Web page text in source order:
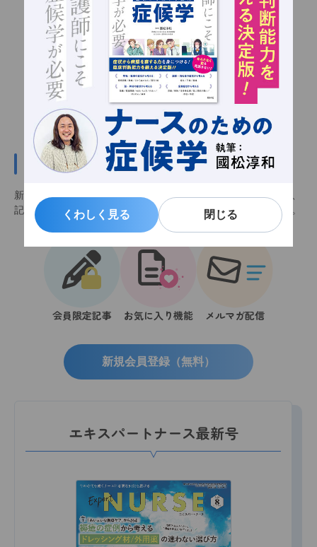
くわしく見る 閉じる
くわしく見る 閉じる
新規会員登録（無料）
新規会員登録（無料）をすると会員限定記事を閲覧できるほか、
記事をお気に入りに追加し、いつでも見返せるようになります。
会員限定記事 お気に入り機能 メルマガ配信
新規会員登録（無料）
エキスパートナース最新号